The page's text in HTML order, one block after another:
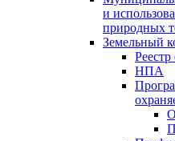
и
природных
Земельный
Реестр
НПА